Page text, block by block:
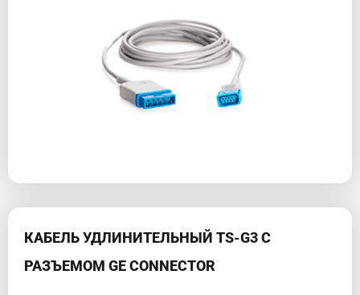
КАБЕЛЬ УДЛИНИТЕЛЬНЫЙ TS-G3 С
РАЗЪЕМОМ GE CONNECTOR